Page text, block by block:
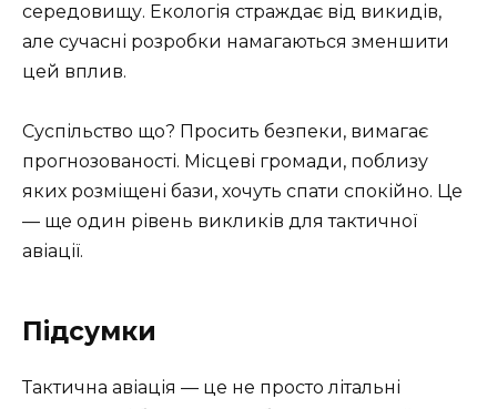
середовищу. Екологія страждає від викидів,
але сучасні розробки намагаються зменшити
цей вплив.
Суспільство що? Просить безпеки, вимагає
прогнозованості. Місцеві громади, поблизу
яких розміщені бази, хочуть спати спокійно. Це
— ще один рівень викликів для тактичної
авіації.
Підсумки
Тактична авіація — це не просто літальні